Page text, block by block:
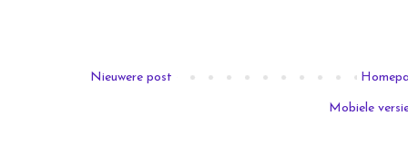
Nieuwere post
Mobiele